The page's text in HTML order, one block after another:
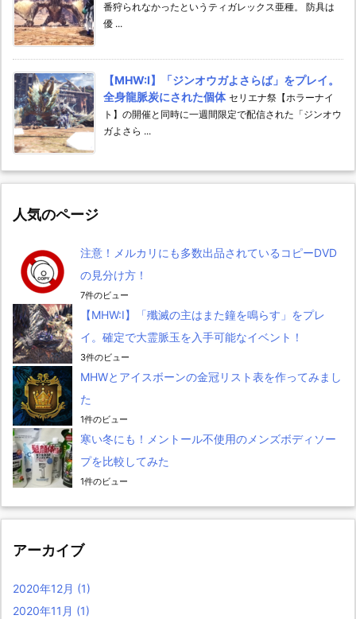
番狩られなかったというティガレックス亜種。 防具は
優 ...
【MHW:I】「ジンオウガよさらば」をプレイ。
全身龍脈炭にされた個体 セリエナ祭【ホラーナイ
ト】の開催と同時に一週間限定で配信された「ジンオウ
ガよさら ...
人気のページ
注意！メルカリにも多数出品されているコピーDVD
の見分け方！
7件のビュー
【MHW:I】「殲滅の主はまた鐘を鳴らす」をプレ
イ。確定で大霊脈玉を入手可能なイベント！
3件のビュー
MHWとアイスボーンの金冠リスト表を作ってみまし
た
1件のビュー
寒い冬にも！メントール不使用のメンズボディソー
プを比較してみた
1件のビュー
アーカイブ
2020年12月 (1)
2020年11月 (1)